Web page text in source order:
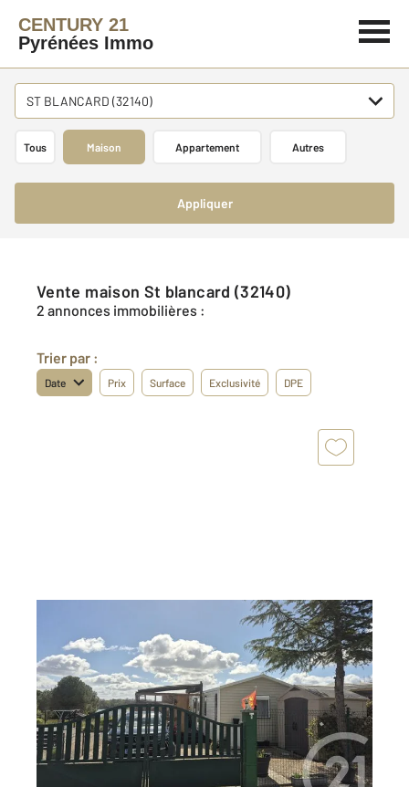
CENTURY 21
Pyrénées Immo
ST BLANCARD (32140)
Tous Maison Appartement Autres
Appliquer
Vente maison St blancard (32140)
2 annonces immobilières :
Trier par :
Date Prix Surface Exclusivité DPE
34,50 m , 3 pièces
Ref : 180
Maison à vendre
85 800 €
À vendre, charmant mobil-home d'environ 34